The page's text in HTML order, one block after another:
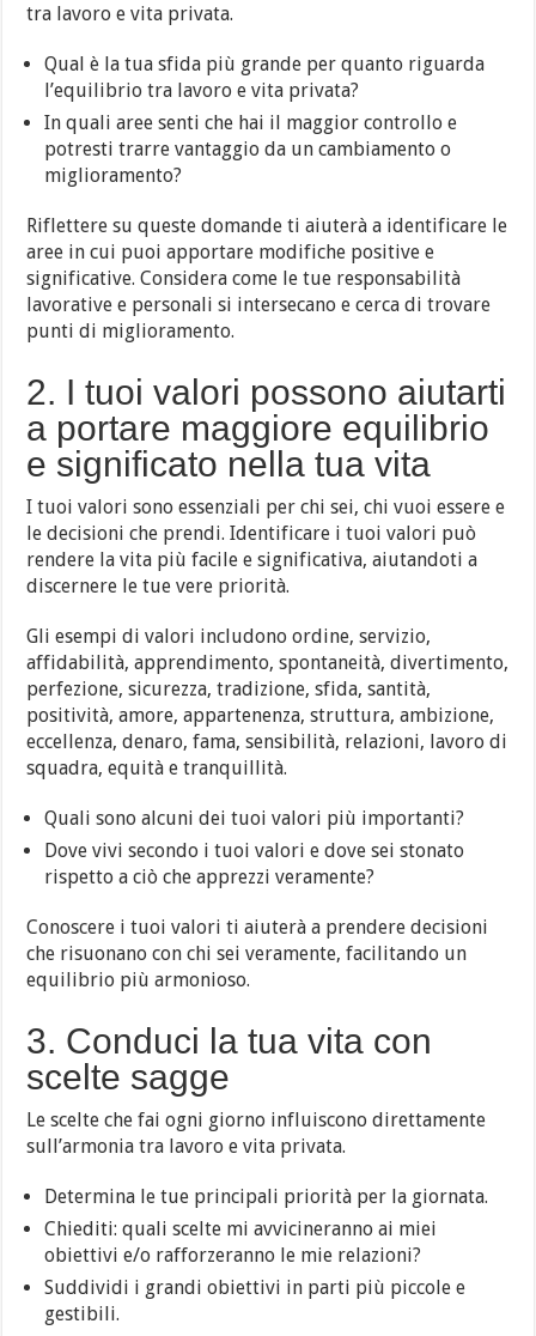
tra lavoro e vita privata.
Qual è la tua sfida più grande per quanto riguarda
l’equilibrio tra lavoro e vita privata?
In quali aree senti che hai il maggior controllo e
potresti trarre vantaggio da un cambiamento o
miglioramento?
Riflettere su queste domande ti aiuterà a identificare le
aree in cui puoi apportare modifiche positive e
significative. Considera come le tue responsabilità
lavorative e personali si intersecano e cerca di trovare
punti di miglioramento.
2. I tuoi valori possono aiutarti
a portare maggiore equilibrio
e significato nella tua vita
I tuoi valori sono essenziali per chi sei, chi vuoi essere e
le decisioni che prendi. Identificare i tuoi valori può
rendere la vita più facile e significativa, aiutandoti a
discernere le tue vere priorità.
Gli esempi di valori includono ordine, servizio,
affidabilità, apprendimento, spontaneità, divertimento,
perfezione, sicurezza, tradizione, sfida, santità,
positività, amore, appartenenza, struttura, ambizione,
eccellenza, denaro, fama, sensibilità, relazioni, lavoro di
squadra, equità e tranquillità.
Quali sono alcuni dei tuoi valori più importanti?
Dove vivi secondo i tuoi valori e dove sei stonato
rispetto a ciò che apprezzi veramente?
Conoscere i tuoi valori ti aiuterà a prendere decisioni
che risuonano con chi sei veramente, facilitando un
equilibrio più armonioso.
3. Conduci la tua vita con
scelte sagge
Le scelte che fai ogni giorno influiscono direttamente
sull’armonia tra lavoro e vita privata.
Determina le tue principali priorità per la giornata.
Chiediti: quali scelte mi avvicineranno ai miei
obiettivi e/o rafforzeranno le mie relazioni?
Suddividi i grandi obiettivi in parti più piccole e
gestibili.